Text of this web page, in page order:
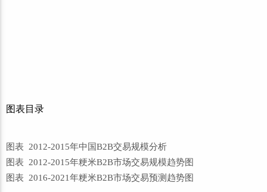
图表目录
图表 2012-2015年中国B2B交易规模分析
图表 2012-2015年粳米B2B市场交易规模趋势图
图表 2016-2021年粳米B2B市场交易预测趋势图